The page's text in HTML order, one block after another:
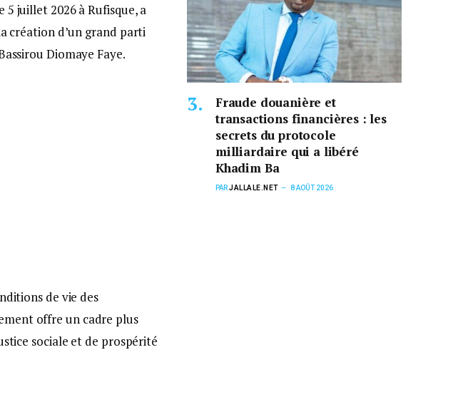
juillet 2026 à Rufisque, a
création d’un grand parti
Diomaye Faye.
de vie des
offre un cadre plus
sociale et de prospérité
Fraude douanière et
transactions financières : les
secrets du protocole
milliardaire qui a libéré
Khadim Ba
PARJALLALE.NET 8 AOÛT 2026